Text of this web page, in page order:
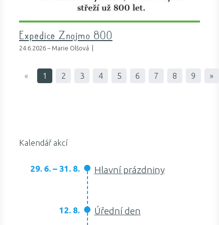
Expedice Znojmo 800
24.6.2026 – Marie Olšová |
« 1 2 3 4 5 6 7 8 9 »
Kalendář akcí
29. 6. – 31. 8. Hlavní prázdniny
12. 8. Úřední den